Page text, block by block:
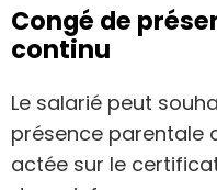
Congé de
continu
Le salarié peut
présence parentale
actée sur le